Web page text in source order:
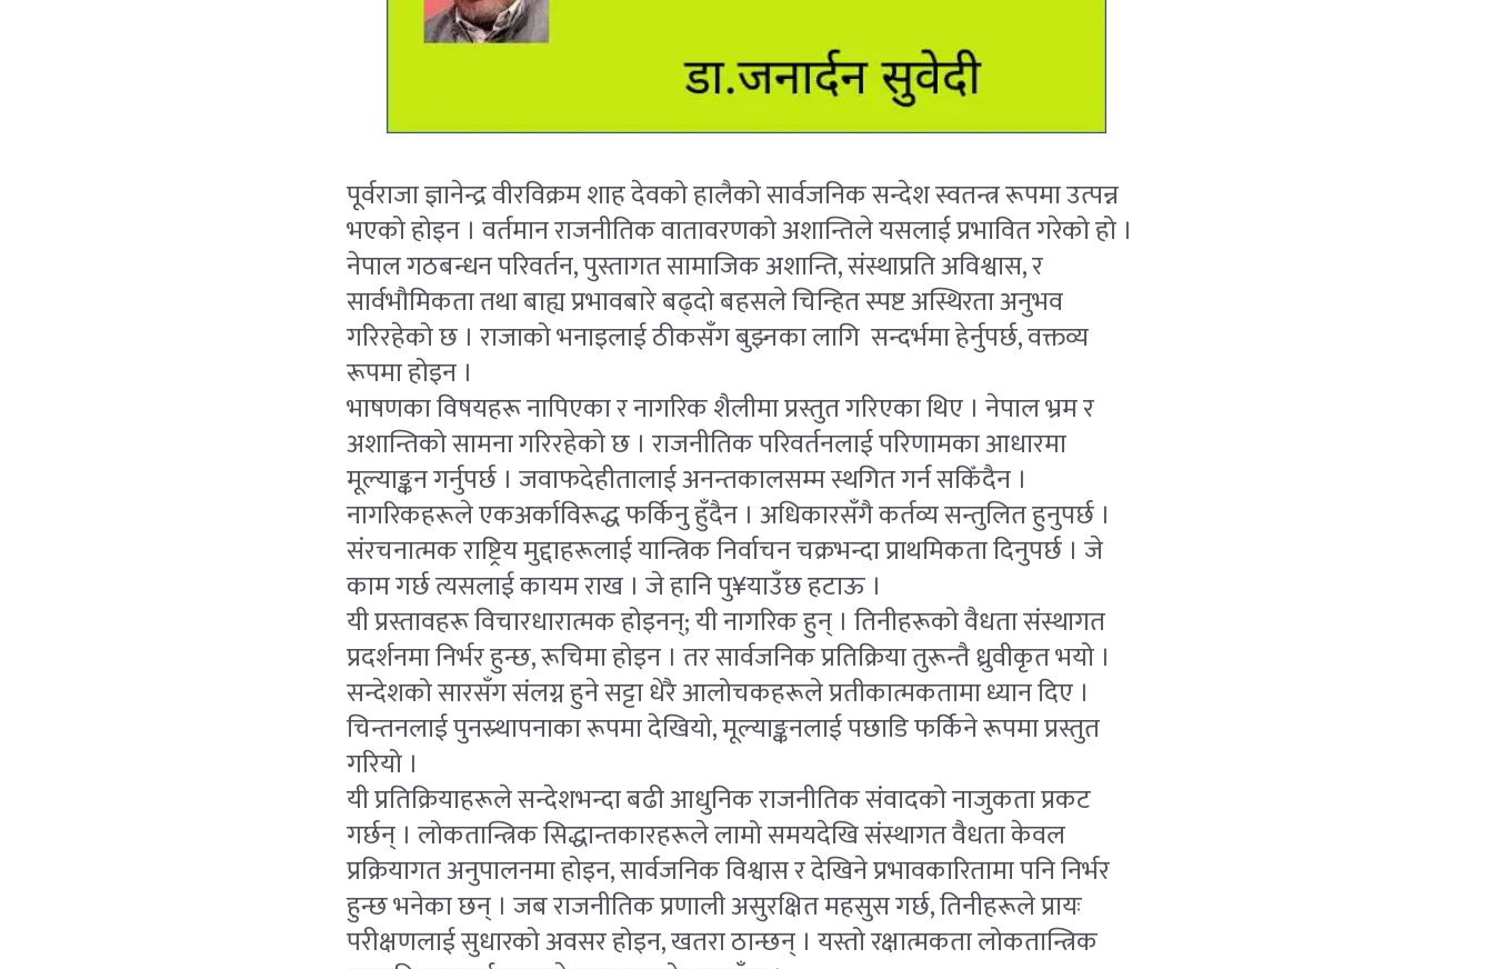
पूर्वराजा ज्ञानेन्द्र वीरविक्रम शाह देवको हालैको सार्वजनिक सन्देश स्वतन्त्र रूपमा उत्पन्न
भएको होइन । वर्तमान राजनीतिक वातावरणको अशान्तिले यसलाई प्रभावित गरेको हो ।
नेपाल गठबन्धन परिवर्तन, पुस्तागत सामाजिक अशान्ति, संस्थाप्रति अविश्वास, र
सार्वभौमिकता तथा बाह्य प्रभावबारे बढ्दो बहसले चिन्हित स्पष्ट अस्थिरता अनुभव
गरिरहेको छ । राजाको भनाइलाई ठीकसँग बुझ्नका लागि सन्दर्भमा हेर्नुपर्छ, वक्तव्य
रूपमा होइन ।
भाषणका विषयहरू नापिएका र नागरिक शैलीमा प्रस्तुत गरिएका थिए । नेपाल भ्रम र
अशान्तिको सामना गरिरहेको छ । राजनीतिक परिवर्तनलाई परिणामका आधारमा
मूल्याङ्कन गर्नुपर्छ । जवाफदेहीतालाई अनन्तकालसम्म स्थगित गर्न सकिँदैन ।
नागरिकहरूले एकअर्काविरूद्ध फर्किनु हुँदैन । अधिकारसँगै कर्तव्य सन्तुलित हुनुपर्छ ।
संरचनात्मक राष्ट्रिय मुद्दाहरूलाई यान्त्रिक निर्वाचन चक्रभन्दा प्राथमिकता दिनुपर्छ । जे
काम गर्छ त्यसलाई कायम राख । जे हानि पु¥याउँछ हटाऊ ।
यी प्रस्तावहरू विचारधारात्मक होइनन्; यी नागरिक हुन् । तिनीहरूको वैधता संस्थागत
प्रदर्शनमा निर्भर हुन्छ, रूचिमा होइन । तर सार्वजनिक प्रतिक्रिया तुरून्तै ध्रुवीकृत भयो ।
सन्देशको सारसँग संलग्न हुने सट्टा धेरै आलोचकहरूले प्रतीकात्मकतामा ध्यान दिए ।
चिन्तनलाई पुनस्र्थापनाका रूपमा देखियो, मूल्याङ्कनलाई पछाडि फर्किने रूपमा प्रस्तुत
गरियो ।
यी प्रतिक्रियाहरूले सन्देशभन्दा बढी आधुनिक राजनीतिक संवादको नाजुकता प्रकट
गर्छन् । लोकतान्त्रिक सिद्धान्तकारहरूले लामो समयदेखि संस्थागत वैधता केवल
प्रक्रियागत अनुपालनमा होइन, सार्वजनिक विश्वास र देखिने प्रभावकारितामा पनि निर्भर
हुन्छ भनेका छन् । जब राजनीतिक प्रणाली असुरक्षित महसुस गर्छ, तिनीहरूले प्रायः
परीक्षणलाई सुधारको अवसर होइन, खतरा ठान्छन् । यस्तो रक्षात्मकता लोकतान्त्रिक